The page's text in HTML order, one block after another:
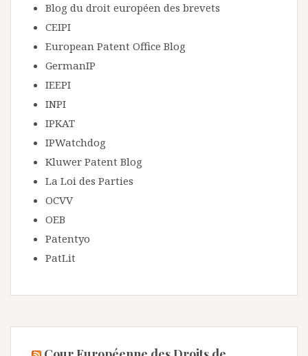
Blog du droit européen des brevets
CEIPI
European Patent Office Blog
GermanIP
IEEPI
INPI
IPKAT
IPWatchdog
Kluwer Patent Blog
La Loi des Parties
OCVV
OEB
Patentyo
PatLit